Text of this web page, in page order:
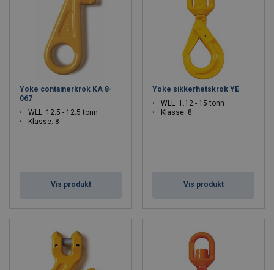
Yoke containerkrok KA 8-
067
WLL: 12.5 - 12.5 tonn
Klasse: 8
Vis produkt
Yoke sikkerhetskrok YE
WLL: 1.12 - 15 tonn
Klasse: 8
Vis produkt